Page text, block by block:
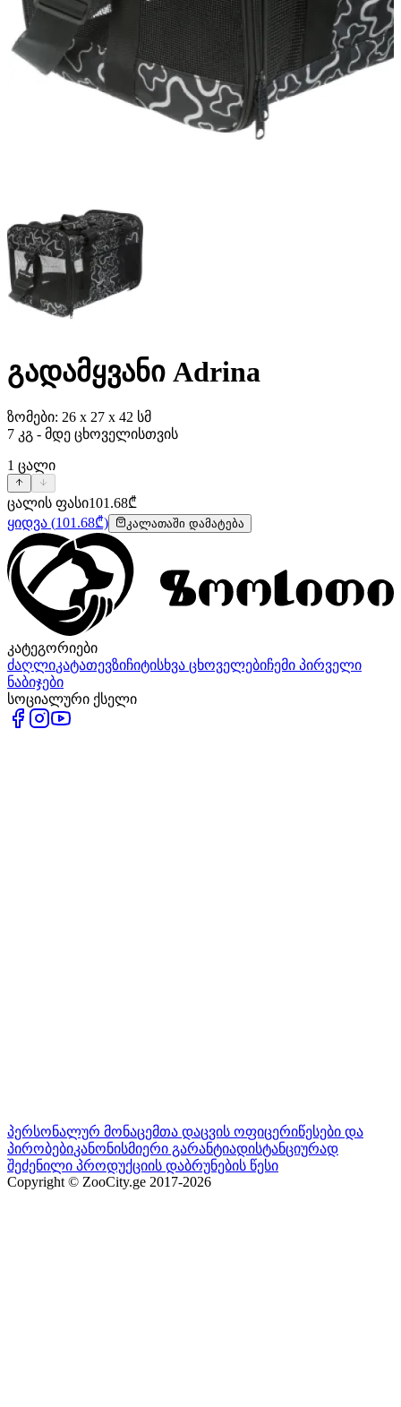
გადამყვანი Adrina
ზომები: 26 x 27 x 42 სმ
7 კგ - მდე ცხოველისთვის
1 ცალი
ცალის ფასი101.68₾
ყიდვა (101.68₾) კალათაში დამატება
კატეგორიები
ძაღლიკატათევზიჩიტისხვა ცხოველებიჩემი პირველი
ნაბიჯები
სოციალური ქსელი
პერსონალურ მონაცემთა დაცვის ოფიცერიწესები და
პირობებიკანონისმიერი გარანტიადისტანციურად
შეძენილი პროდუქციის დაბრუნების წესი
Copyright © ZooCity.ge 2017-2026